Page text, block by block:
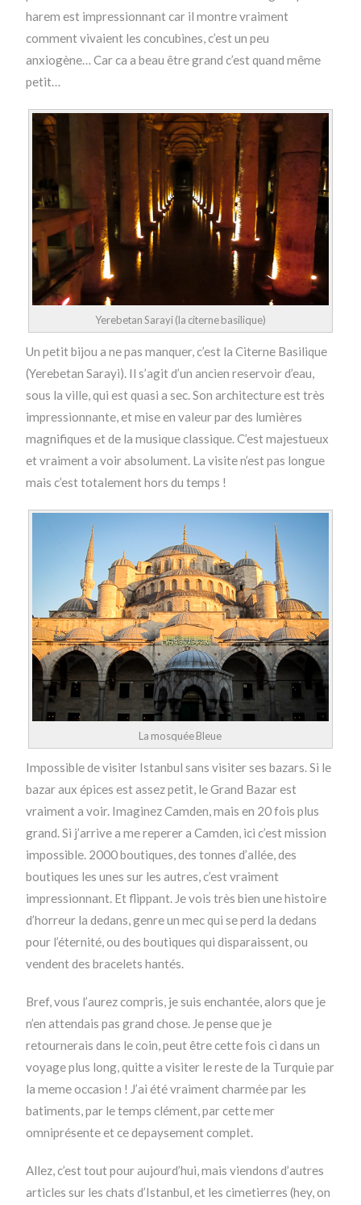
harem est impressionnant car il montre vraiment
comment vivaient les concubines, c’est un peu
anxiogène… Car ca a beau être grand c’est quand même
petit…
Yerebetan Sarayi (la citerne basilique)
Un petit bijou a ne pas manquer, c’est la Citerne Basilique
(Yerebetan Sarayi). Il s’agit d’un ancien reservoir d’eau,
sous la ville, qui est quasi a sec. Son architecture est très
impressionnante, et mise en valeur par des lumières
magnifiques et de la musique classique. C’est majestueux
et vraiment a voir absolument. La visite n’est pas longue
mais c’est totalement hors du temps !
La mosquée Bleue
Impossible de visiter Istanbul sans visiter ses bazars. Si le
bazar aux épices est assez petit, le Grand Bazar est
vraiment a voir. Imaginez Camden, mais en 20 fois plus
grand. Si j’arrive a me reperer a Camden, ici c’est mission
impossible. 2000 boutiques, des tonnes d’allée, des
boutiques les unes sur les autres, c’est vraiment
impressionnant. Et flippant. Je vois très bien une histoire
d’horreur la dedans, genre un mec qui se perd la dedans
pour l’éternité, ou des boutiques qui disparaissent, ou
vendent des bracelets hantés.
Bref, vous l’aurez compris, je suis enchantée, alors que je
n’en attendais pas grand chose. Je pense que je
retournerais dans le coin, peut être cette fois ci dans un
voyage plus long, quitte a visiter le reste de la Turquie par
la meme occasion ! J’ai été vraiment charmée par les
batiments, par le temps clément, par cette mer
omniprésente et ce depaysement complet.
Allez, c’est tout pour aujourd’hui, mais viendons d’autres
articles sur les chats d’Istanbul, et les cimetierres (hey, on